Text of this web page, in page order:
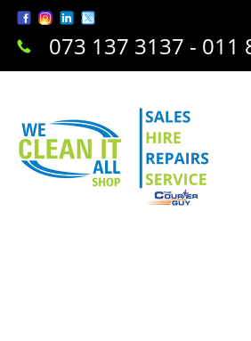
073 137 3137 - 011